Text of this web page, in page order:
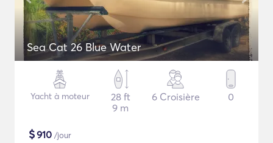
Sea Cat 26 Blue Water
Yacht à moteur
28 ft
9 m
6 Croisière 0
$910 /jour